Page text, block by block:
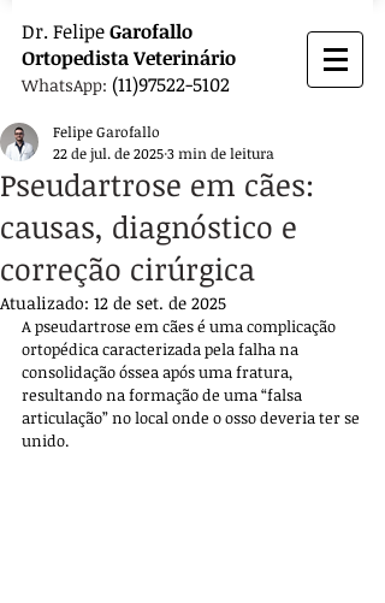
Dr. FelipeGarofallo
OrtopedistaVeterinário
WhatsApp: (11)97522-5102
Pseudartrose em cães:
causas, diagnóstico e
correção cirúrgica
Felipe Garofallo
22 de jul. de 20253 min de leitura
Atualizado: 12 de set. de 2025
A pseudartrose em cães é uma complicação
ortopédica caracterizada pela falha na
consolidação óssea após uma fratura,
resultando na formação de uma “falsa
articulação” no local onde o osso deveria ter se
unido.